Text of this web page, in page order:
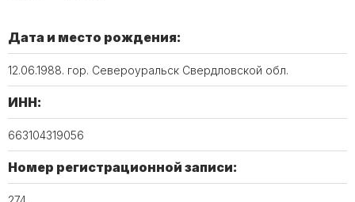
Дата и место рождения:
12.06.1988. гор. Североуральск Свердловской обл.
ИНН:
663104319056
Номер регистрационной записи: